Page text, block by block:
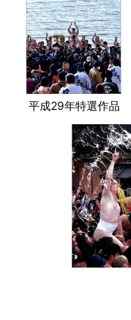
平成29年特選作品